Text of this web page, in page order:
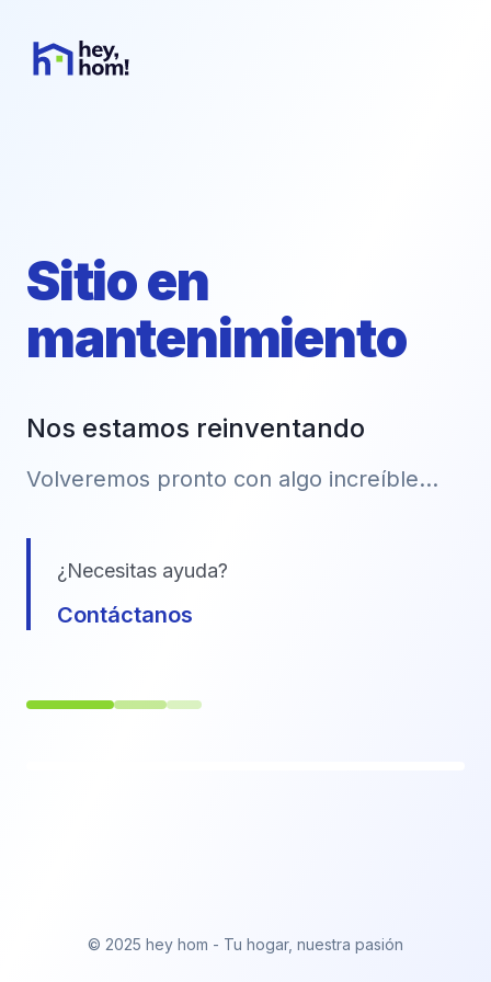
Sitio en
mantenimiento
Nos estamos reinventando
Volveremos pronto con algo increíble...
¿Necesitas ayuda?
Contáctanos
© 2025 hey hom - Tu hogar, nuestra pasión